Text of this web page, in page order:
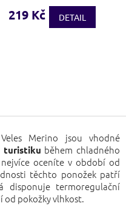
produktu
je
219 Kč DETAIL
Merino jsou vhodné
turistiku během chladného
oceníte v období od
těchto ponožek patří
disponuje termoregulační
od pokožky vlhkost.